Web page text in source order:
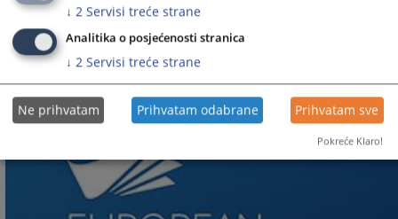
↓ 2 Servisi treće strane
Analitika o posjećenosti stranica
↓ 2 Servisi treće strane
Ne prihvatam Prihvatam odabrane Prihvatam sve
Pokreće Klaro!